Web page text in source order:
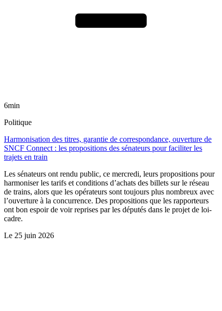
6min
Politique
Harmonisation des titres, garantie de correspondance, ouverture de
SNCF Connect : les propositions des sénateurs pour faciliter les
trajets en train
Les sénateurs ont rendu public, ce mercredi, leurs propositions pour
harmoniser les tarifs et conditions d’achats des billets sur le réseau
de trains, alors que les opérateurs sont toujours plus nombreux avec
l’ouverture à la concurrence. Des propositions que les rapporteurs
ont bon espoir de voir reprises par les députés dans le projet de loi-
cadre.
Le 25 juin 2026